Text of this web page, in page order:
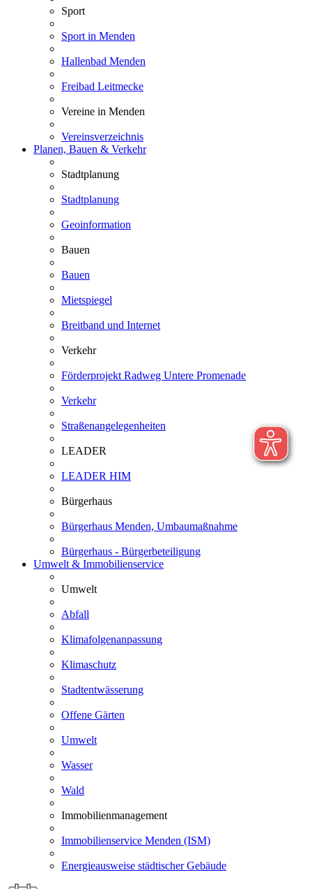
Sport
Sport in Menden
Hallenbad Menden
Freibad Leitmecke
Vereine in Menden
Vereinsverzeichnis
Planen, Bauen & Verkehr
Stadtplanung
Stadtplanung
Geoinformation
Bauen
Bauen
Mietspiegel
Breitband und Internet
Verkehr
Förderprojekt Radweg Untere Promenade
Verkehr
Straßenangelegenheiten
LEADER
LEADER HIM
Bürgerhaus
Bürgerhaus Menden, Umbaumaßnahme
Bürgerhaus - Bürgerbeteiligung
Umwelt & Immobilienservice
Umwelt
Abfall
Klimafolgenanpassung
Klimaschutz
Stadtentwässerung
Offene Gärten
Umwelt
Wasser
Wald
Immobilienmanagement
Immobilienservice Menden (ISM)
Energieausweise städtischer Gebäude